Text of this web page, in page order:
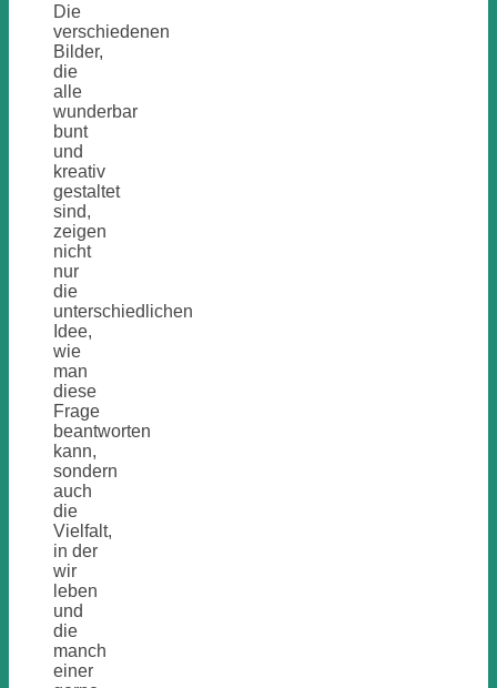
Die
verschiedenen
Bilder,
die
alle
wunderbar
bunt
und
kreativ
gestaltet
sind,
zeigen
nicht
nur
die
unterschiedlichen
Idee,
wie
man
diese
Frage
beantworten
kann,
sondern
auch
die
Vielfalt,
in der
wir
leben
und
die
manch
einer